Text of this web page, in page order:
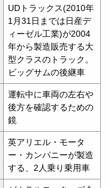
UDトラックス(2010年
1月31日までは日産デ
ィーゼル工業)が2004
年から製造販売する大
型クラスのトラック。
ビッグサムの後継車
運転中に車両の左右や
後方を確認するための
鏡
英アリエル・モータ
ー・カンパニーが製造
する、2人乗り乗用車